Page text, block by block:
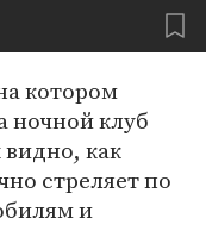
котором
ночной клуб
видно, как
стреляет по
и